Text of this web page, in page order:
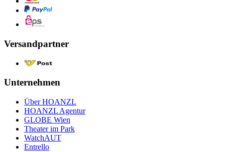
Versandpartner
Unternehmen
Über HOANZL
HOANZL Agentur
GLOBE Wien
Theater im Park
WatchAUT
Entrello